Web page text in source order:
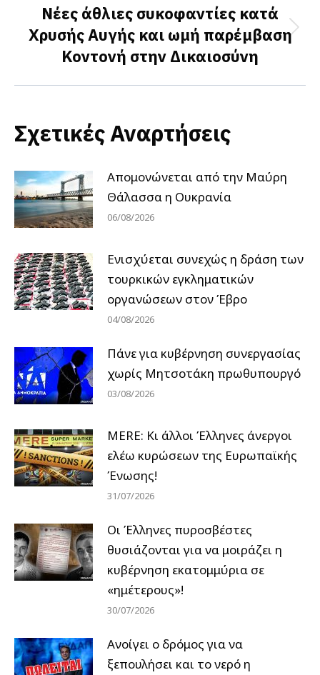
Next
post:
Νέες άθλιες συκοφαντίες κατά
Χρυσής Αυγής και ωμή παρέμβαση
Κοντονή στην Δικαιοσύνη
Σχετικές Αναρτήσεις
Απομονώνεται από την Μαύρη
Θάλασσα η Ουκρανία
06/08/2026
Ενισχύεται συνεχώς η δράση των
τουρκικών εγκληματικών
οργανώσεων στον Έβρο
04/08/2026
Πάνε για κυβέρνηση συνεργασίας
χωρίς Μητσοτάκη πρωθυπουργό
03/08/2026
MERE: Κι άλλοι Έλληνες άνεργοι
ελέω κυρώσεων της Ευρωπαϊκής
Ένωσης!
31/07/2026
Οι Έλληνες πυροσβέστες
θυσιάζονται για να μοιράζει η
κυβέρνηση εκατομμύρια σε
«ημέτερους»!
30/07/2026
Ανοίγει ο δρόμος για να
ξεπουλήσει και το νερό η